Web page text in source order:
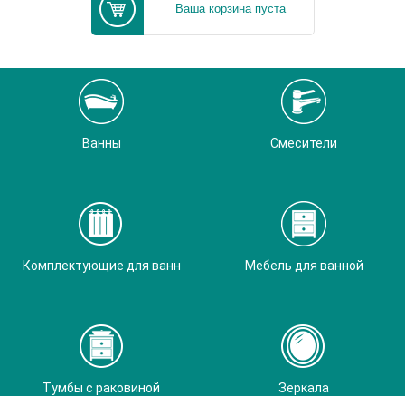
Ваша корзина пуста
Ванны Смесители
Комплектующие для ванн Мебель для ванной
Тумбы с раковиной Зеркала